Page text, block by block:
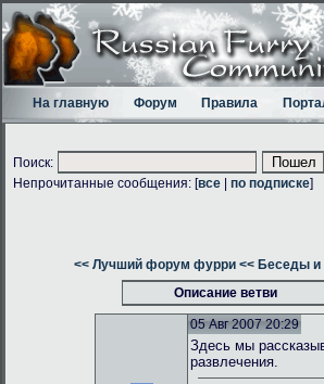
На главную Форум Правила
Поиск:
Непрочитанные сообщения: [все по подписке]
<< Лучший форум фурри << Беседы и
Описание ветви
05 Авг 2007 20:29
Здесь мы
развлечения.